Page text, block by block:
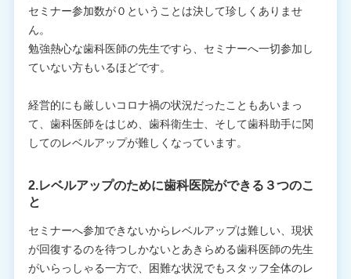
セミナー参加数が０ということは決して珍しくありませ
ん。
勉強熱心な歯科医師の先生ですら、セミナーへ一切参加し
ていない方もいるほどです。
経営的にも厳しいコロナ禍の状況だったこともあいまっ
て、歯科医師をはじめ、歯科衛生士、そして歯科助手に関
してのレベルアップが難しくなっています。
2.レベルアップのために歯科医院ができる３つのこ
と
セミナーへ参加できないからレベルアップは難しい、現状
が回復するのを待つしかないとあきらめる歯科医師の先生
がいらっしゃる一方で、困難な状況でもスタッフ全体のレ